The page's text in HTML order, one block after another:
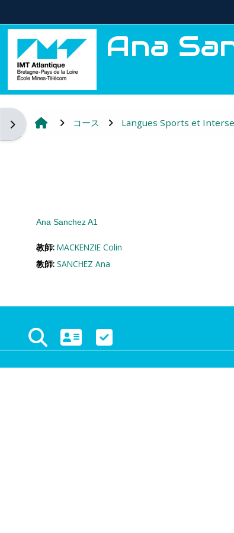
Ana
ブロックドロワを開く
コース Langues Sports et
Ana Sanchez A1
教師:MACKENZIE Colin
教師:SANCHEZ Ana